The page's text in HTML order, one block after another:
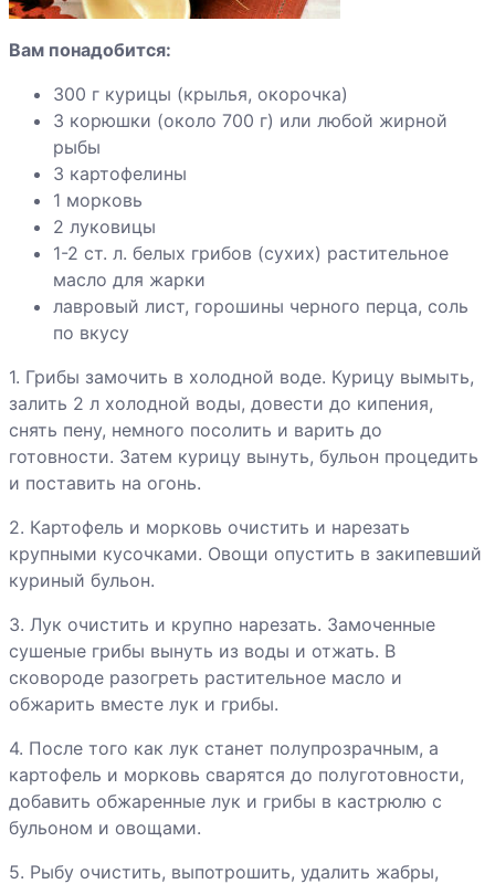
Вам понадобится:
300 г курицы (крылья, окорочка)
3 корюшки (около 700 г) или любой жирной
рыбы
3 картофелины
1 морковь
2 луковицы
1-2 ст. л. белых грибов (сухих) растительное
масло для жарки
лавровый лист, горошины черного перца, соль
по вкусу
1. Грибы замочить в холодной воде. Курицу вымыть,
залить 2 л холодной воды, довести до кипения,
снять пену, немного посолить и варить до
готовности. Затем курицу вынуть, бульон процедить
и поставить на огонь.
2. Картофель и морковь очистить и нарезать
крупными кусочками. Овощи опустить в закипевший
куриный бульон.
3. Лук очистить и крупно нарезать. Замоченные
сушеные грибы вынуть из воды и отжать. В
сковороде разогреть растительное масло и
обжарить вместе лук и грибы.
4. После того как лук станет полупрозрачным, а
картофель и морковь сварятся до полуготовности,
добавить обжаренные лук и грибы в кастрюлю с
бульоном и овощами.
5. Рыбу очистить, выпотрошить, удалить жабры,